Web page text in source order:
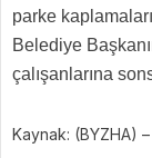
parke
Belediye
çalışanlarına
Kaynak: (BYZHA)